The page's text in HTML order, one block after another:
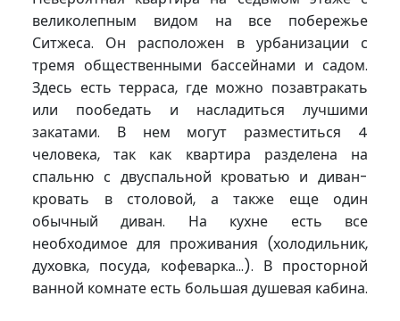
великолепным видом на все побережье
Ситжеса. Он расположен в урбанизации с
тремя общественными бассейнами и садом.
Здесь есть терраса, где можно позавтракать
или пообедать и насладиться лучшими
закатами. В нем могут разместиться 4
человека, так как квартира разделена на
спальню с двуспальной кроватью и диван-
кровать в столовой, а также еще один
обычный диван. На кухне есть все
необходимое для проживания (холодильник,
духовка, посуда, кофеварка...). В просторной
ванной комнате есть большая душевая кабина.